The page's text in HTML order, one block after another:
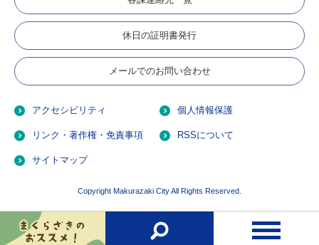
休日の証明書発行
メールでのお問い合わせ
アクセシビリティ 個人情報保護
リンク・著作権・免責事項 RSSについて
サイトマップ
Copyright Makurazaki City All Rights Reserved.